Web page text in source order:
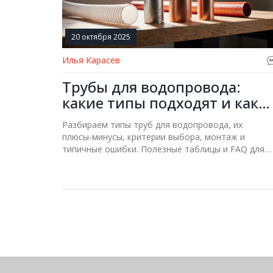
20 октября 2025
Илья Карасев
Трубы для водопровода:
какие типы подходят и как
правильно выбрать
Разбираем типы труб для водопровода, их
плюсы‑минусы, критерии выбора, монтаж и
типичные ошибки. Полезные таблицы и FAQ для